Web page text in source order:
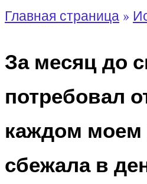
Главная страница »
За месяц до
потребовал
каждом моем
сбежала в